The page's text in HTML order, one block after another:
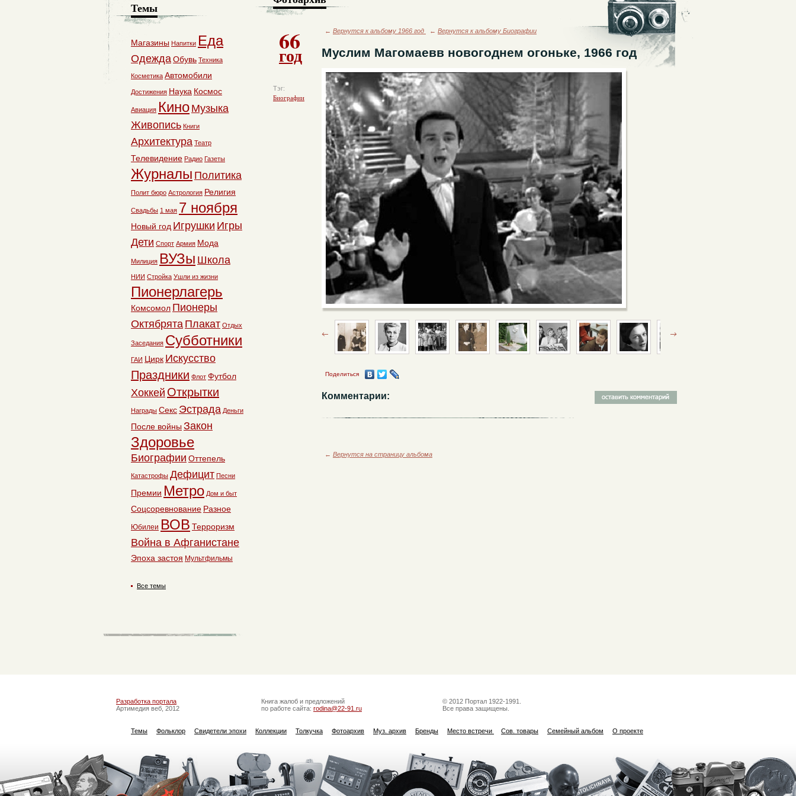
66
год
Тэг:
Биографии
← Вернутся к альбому 1966 год ← Вернутся к альбому Биографии
Муслим Магомаевв новогоднем огоньке, 1966 год
Поделиться
Комментарии:
← Вернутся на страницу альбома
Темы
Магазины Напитки Еда
ОдеждаОбувь Техника
Косметика Автомобили
Достижения Наука Космос
Авиация Кино Музыка
Живопись Книги
Архитектура Театр
Телевидение Радио Газеты
Журналы Политика
Полит бюро Астрология Религия
Свадьбы 1 мая 7 ноября
Новый год Игрушки Игры
Дети Спорт Армия Мода
Милиция ВУЗы Школа
НИИ Стройка Ушли из жизни
Пионерлагерь
Комсомол Пионеры
Октябрята Плакат Отдых
Заседания Субботники
ГАИ Цирк Искусство
Праздники Флот Футбол
Хоккей Открытки
Награды Секс Эстрада Деньги
После войны Закон
Здоровье
Биографии Оттепель
Катастрофы Дефицит Песни
Премии Метро Дом и быт
Соцсоревнование Разное
Юбилеи ВОВ Терроризм
Война в Афганистане
Эпоха застоя Мультфильмы
Все темы
Разработка портала
Артимедия веб, 2012
Книга жалоб и предложений
по работе сайта: rodina@22-91.ru
© 2012 Портал 1922-1991.
Все права защищены.
Темы Фольклор Свидетели эпохи Коллекции Толкучка Фотоархив Муз. архив Бренды Место встречи Сов. товары Семейный альбом О проекте